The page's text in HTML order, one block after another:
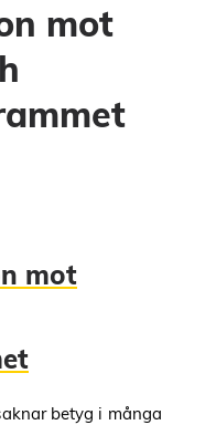
mot
mot
betyg i många